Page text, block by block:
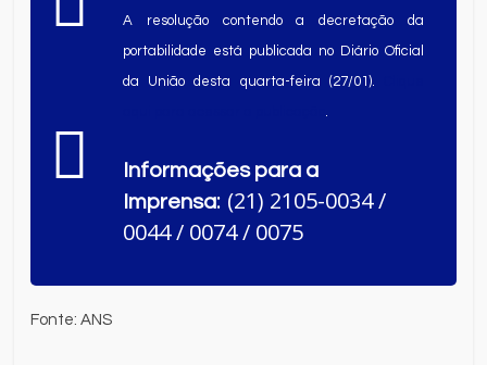
A resolução contendo a decretação da
portabilidade está publicada no Diário Oficial
da União desta quarta-feira (27/01).
.
Informações para a
Imprensa: (21) 2105-0034 /
0044 / 0074 / 0075
Fonte: ANS